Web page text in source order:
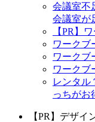
会議室不
会議室が
【PR】
ワークブ
ワークブ
ワークブ
レンタル
っちがお
【PR】デザ